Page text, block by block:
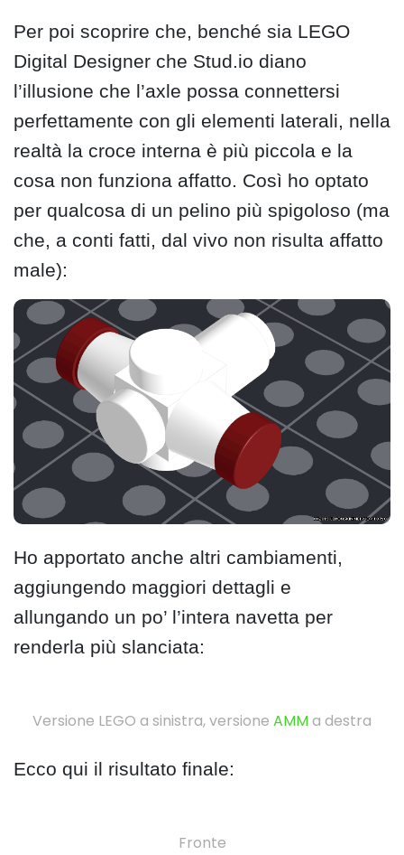
Per poi scoprire che, benché sia LEGO
Digital Designer che Stud.io diano
l’illusione che l’axle possa connettersi
perfettamente con gli elementi laterali, nella
realtà la croce interna è più piccola e la
cosa non funziona affatto. Così ho optato
per qualcosa di un pelino più spigoloso (ma
che, a conti fatti, dal vivo non risulta affatto
male):
Ho apportato anche altri cambiamenti,
aggiungendo maggiori dettagli e
allungando un po’ l’intera navetta per
renderla più slanciata:
Versione LEGO a sinistra, versione AMMa destra
Ecco qui il risultato finale:
Fronte